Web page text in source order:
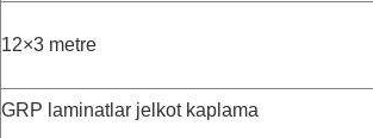
12×3 metre
GRP laminatlar jelkot kaplama